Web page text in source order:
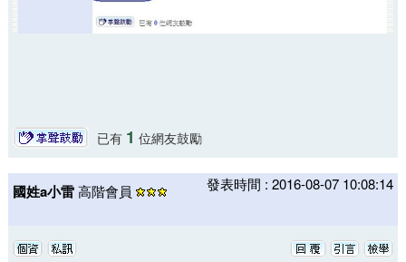
已有 1 位網友鼓勵
國姓a小雷高階會員 發表時間 : 2016-08-07 10:08:14